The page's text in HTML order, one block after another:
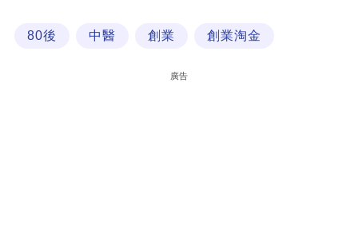
80後 中醫 創業 創業淘金
廣告